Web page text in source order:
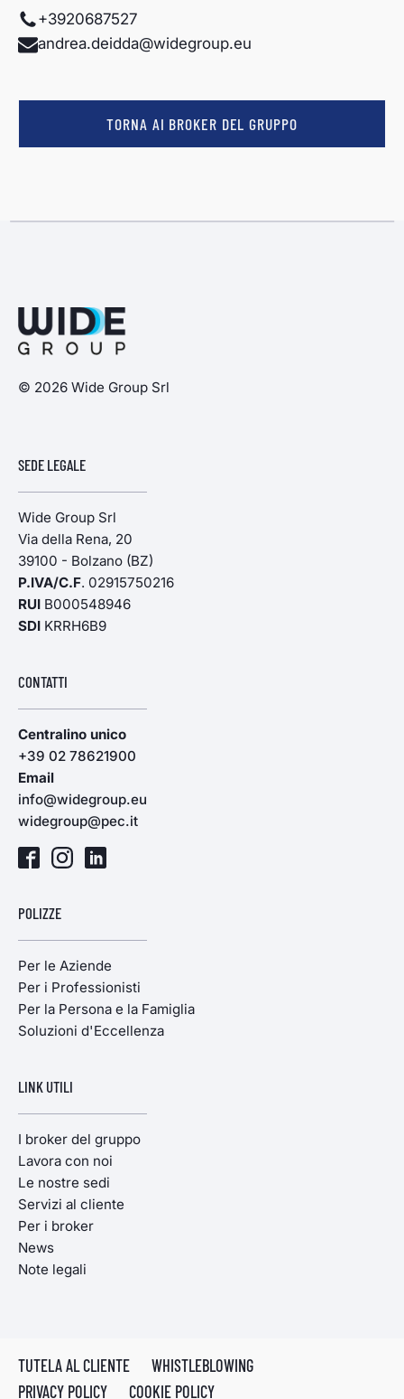
+3920687527
andrea.deidda@widegroup.eu
TORNA AI BROKER DEL GRUPPO
© 2026 Wide Group Srl
SEDE LEGALE
Wide Group Srl
Via della Rena, 20
39100 - Bolzano (BZ)
P.IVA/C.F. 02915750216
RUI B000548946
SDI KRRH6B9
CONTATTI
Centralino unico
+39 02 78621900
Email
info@widegroup.eu
widegroup@pec.it
POLIZZE
Per le Aziende
Per i Professionisti
Per la Persona e la Famiglia
Soluzioni d'Eccellenza
LINK UTILI
I broker del gruppo
Lavora con noi
Le nostre sedi
Servizi al cliente
Per i broker
News
Note legali
TUTELA AL CLIENTE
WHISTLEBLOWING
PRIVACY POLICY
COOKIE POLICY